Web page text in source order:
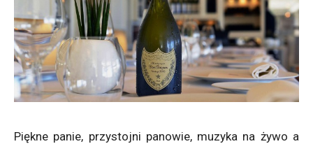
Piękne panie, przystojni panowie, muzyka na żywo a